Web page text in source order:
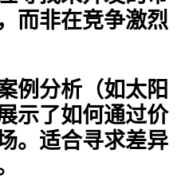
而非在竞争激烈
例分析（如太阳
示了如何通过价
。适合寻求差异